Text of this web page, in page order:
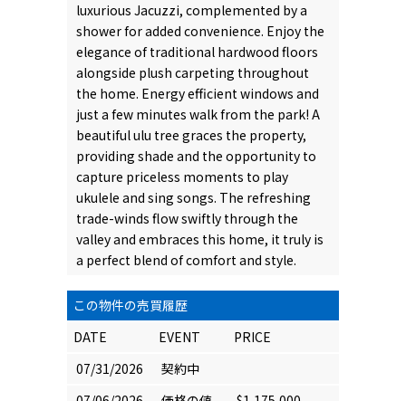
luxurious Jacuzzi, complemented by a
shower for added convenience. Enjoy the
elegance of traditional hardwood floors
alongside plush carpeting throughout
the home. Energy efficient windows and
just a few minutes walk from the park! A
beautiful ulu tree graces the property,
providing shade and the opportunity to
capture priceless moments to play
ukulele and sing songs. The refreshing
trade-winds flow swiftly through the
valley and embraces this home, it truly is
a perfect blend of comfort and style.
この物件の売買履歴
DATE
EVENT
PRICE
07/31/2026
契約中